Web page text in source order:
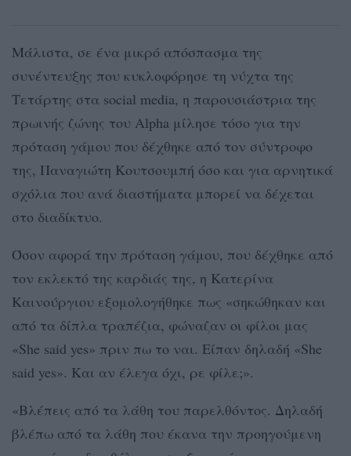
Μάλιστα, σε ένα μικρό απόσπασμα της
συνέντευξης που κυκλοφόρησε τη νύχτα της
Τετάρτης στα social media, η παρουσιάστρια της
πρωινής ζώνης του Alpha μίλησε τόσο για την
πρόταση γάμου που δέχθηκε από τον σύντροφο
της, Παναγιώτη Κουτσουμπή όσο και για αρνητικά
σχόλια που ανά διαστήματα μπορεί να δέχεται
στο διαδίκτυο.
Όσον αφορά την πρόταση γάμου, που δέχθηκε από
τον εκλεκτό της καρδιάς της, η Κατερίνα
Καινούργιου εξομολογήθηκε πως «σηκώθηκαν και
από τα δίπλα τραπέζια, φώναζαν οι φίλοι μας
«She said yes» πριν πω το ναι. Είπαν δηλαδή «She
said yes». Και αν έλεγα όχι, ρε φίλε;».
«Βλέπεις από τα λάθη του παρελθόντος. Δηλαδή
βλέπω από τα λάθη που έκανα την προηγούμενη